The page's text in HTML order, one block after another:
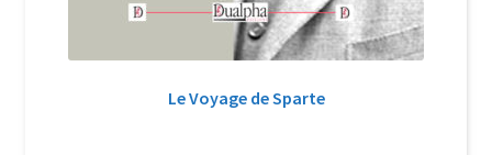
Le Voyage de Sparte